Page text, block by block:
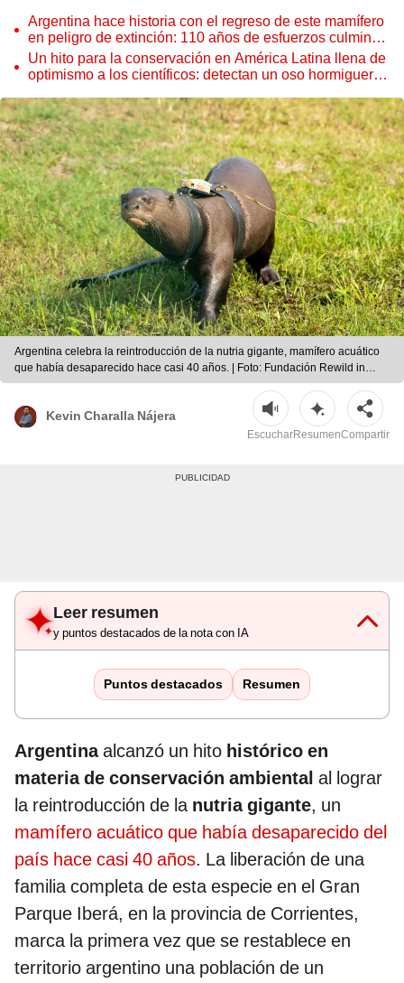
Argentina hace historia con el regreso de este mamífero
en peligro de extinción: 110 años de esfuerzos culminan
en una reintroducción clave para la conservación
ecológica
Un hito para la conservación en América Latina llena de
optimismo a los científicos: detectan un oso hormiguero
Argentina celebra la reintroducción de la nutria gigante, mamífero acuático
que había desaparecido hace casi 40 años. | Foto: Fundación Rewild in
Argentina
Kevin Charalla Nájera
EscucharResumenCompartir
Leer resumen
y puntos destacados de la nota con IA
Puntos destacados Resumen
Argentinaalcanzó un hito histórico en
materia de conservación ambiental al lograr
la reintroducción de la nutria gigante, un
mamífero acuático que había desaparecido del
país hace casi 40 años. La liberación de una
familia completa de esta especie en el Gran
Parque Iberá, en la provincia de Corrientes,
marca la primera vez que se restablece en
territorio argentino una población de un